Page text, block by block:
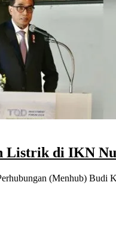
Listrik di IKN
(Menhub) Budi